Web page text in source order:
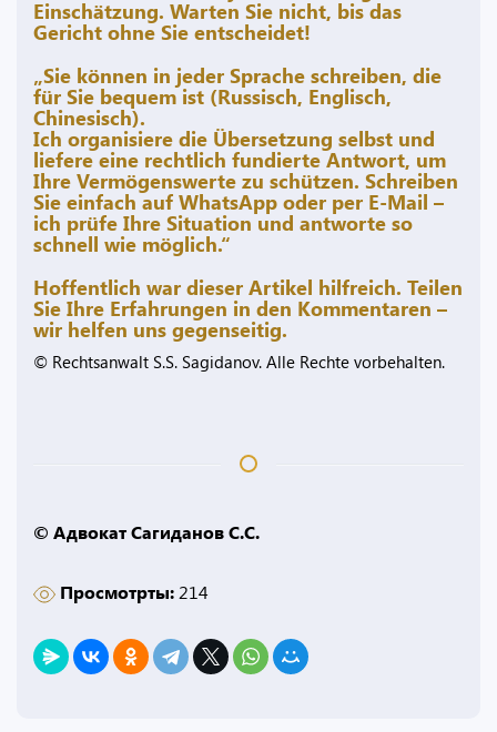
Einschätzung. Warten Sie nicht, bis das
Gericht ohne Sie entscheidet!
„Sie können in jeder Sprache schreiben, die
für Sie bequem ist (Russisch, Englisch,
Chinesisch).
Ich organisiere die Übersetzung selbst und
liefere eine rechtlich fundierte Antwort, um
Ihre Vermögenswerte zu schützen. Schreiben
Sie einfach auf WhatsApp oder per E-Mail –
ich prüfe Ihre Situation und antworte so
schnell wie möglich.“
Hoffentlich war dieser Artikel hilfreich. Teilen
Sie Ihre Erfahrungen in den Kommentaren –
wir helfen uns gegenseitig.
© Rechtsanwalt S.S. Sagidanov. Alle Rechte vorbehalten.
© Адвокат Сагиданов С.С.
Просмотрты:214